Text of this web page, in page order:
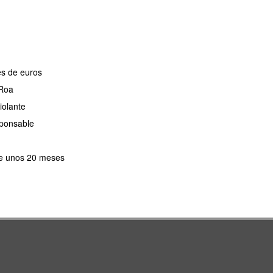
de euros
unos 20 meses